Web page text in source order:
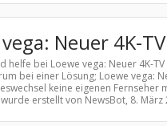
Neuer 4K-
helfe bei Loewe vega: Neuer 4K-
bei einer Lösung; Loewe vega:
keine eigenen
erstellt von NewsBot, 8. März